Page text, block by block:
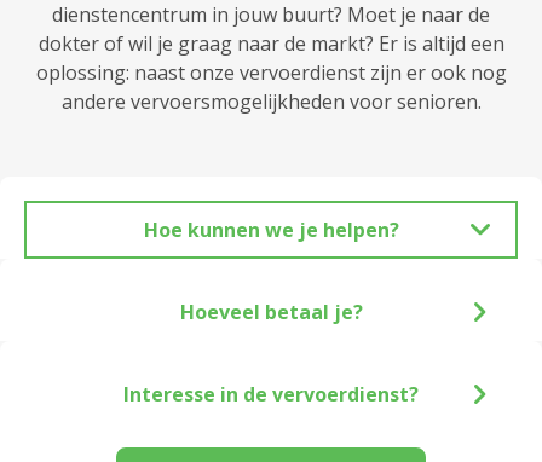
dienstencentrum in jouw buurt? Moet je naar de
dokter of wil je graag naar de markt? Er is altijd een
oplossing: naast onze vervoerdienst zijn er ook nog
andere vervoersmogelijkheden voor senioren.
Hoe kunnen we je helpen?
Hoeveel betaal je?
Interesse in de vervoerdienst?